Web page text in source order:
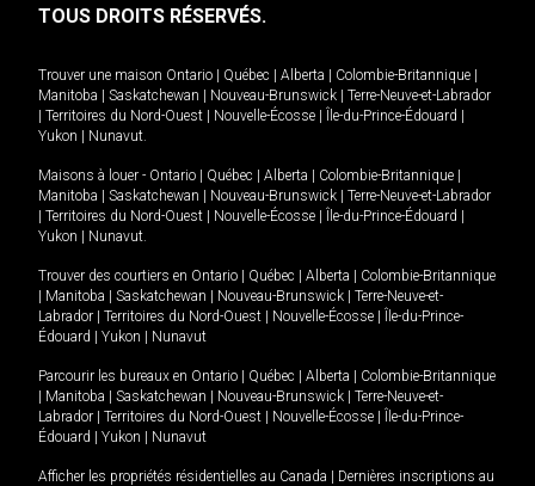
TOUS DROITS RÉSERVÉS.
Trouver une maison Ontario | Québec | Alberta | Colombie-Britannique |
Manitoba | Saskatchewan | Nouveau-Brunswick | Terre-Neuve-et-Labrador
| Territoires du Nord-Ouest | Nouvelle-Écosse | Île-du-Prince-Édouard |
Yukon | Nunavut
Maisons à louer - Ontario | Québec | Alberta | Colombie-Britannique |
Manitoba | Saskatchewan | Nouveau-Brunswick | Terre-Neuve-et-Labrador
| Territoires du Nord-Ouest | Nouvelle-Écosse | Île-du-Prince-Édouard |
Yukon | Nunavut
Trouver des courtiers en Ontario | Québec | Alberta | Colombie-Britannique
| Manitoba | Saskatchewan | Nouveau-Brunswick | Terre-Neuve-et-
Labrador | Territoires du Nord-Ouest | Nouvelle-Écosse | Île-du-Prince-
Édouard | Yukon | Nunavut
Parcourir les bureaux en Ontario | Québec | Alberta | Colombie-Britannique
| Manitoba | Saskatchewan | Nouveau-Brunswick | Terre-Neuve-et-
Labrador | Territoires du Nord-Ouest | Nouvelle-Écosse | Île-du-Prince-
Édouard | Yukon | Nunavut
Afficher les propriétés résidentielles au Canada | Dernières inscriptions au